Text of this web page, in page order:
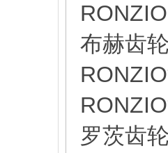
布赫齿
罗茨齿